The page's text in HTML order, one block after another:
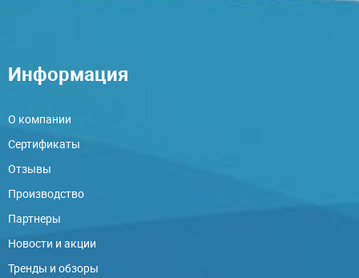
Информация
О компании
Сертификаты
Отзывы
Производство
Партнеры
Новости и акции
Тренды и обзоры